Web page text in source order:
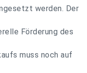
werden. Der
Förderung des
muss noch auf